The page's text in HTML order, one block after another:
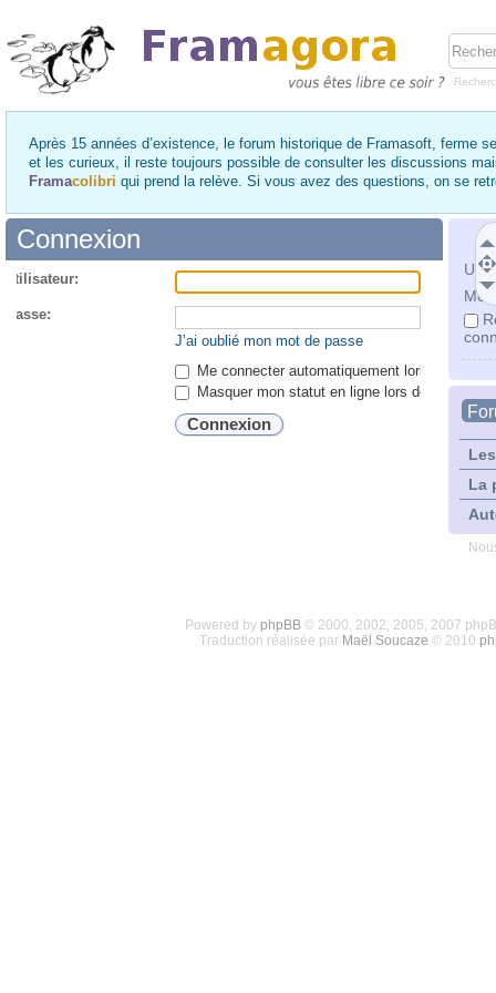
Après 15 années d’existence, le forum historique de Framasoft, ferme
et les curieux, il reste toujours possible de consulter les discussions
Framacolibri qui prend la relève. Si vous avez des questions, on se
Mot
La
Connexion
passe:
J’ai oublié mon mot de passe
Me connecter automatiquement lors de
Masquer mon statut en ligne lors de cette
Powered by phpBB© 2000, 2002, 2005, 2007
Traduction réalisée par Maël Soucaze © 2010